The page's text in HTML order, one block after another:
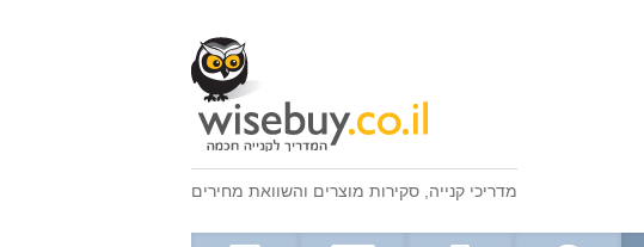
מדריכי קנייה סקירות מוצרים והשוואת מחירים